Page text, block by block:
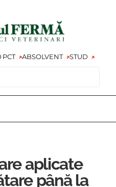
PCT ABSOLVENT STUD
aplicate
până la